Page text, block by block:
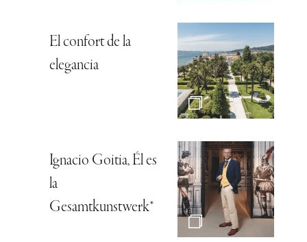
El confort de la
elegancia
Ignacio Goitia, Él es
la
Gesamtkunstwerk*